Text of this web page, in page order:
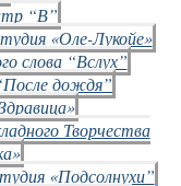
“В”
«Оле-Лукойе»
слова “Вслух”
дождя”
Творчества
«Подсолнухи”